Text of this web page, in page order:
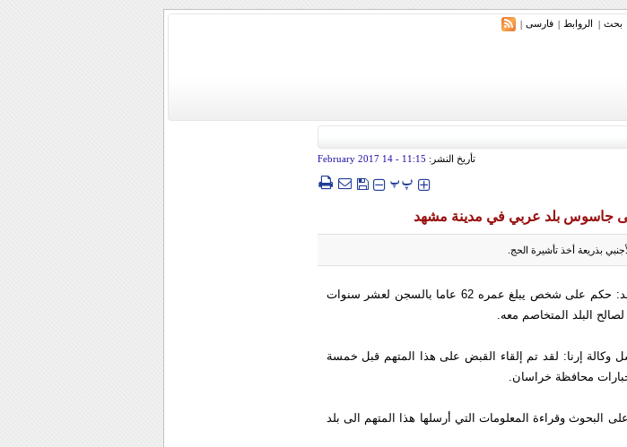
بحث | الروابط | فارسی |
إذا تجاوزت خطوط طهران الحمراء
تأريخ النشر: 11:15
- 14 February 2017
‍‍‍ پپ
جاسوس بلد عربي في مدينة مشهد
بذريعة أخذ تأشيرة الحج.
عصر إيران - قال رئيس المحكمة العامة لمدينة مشهد: حكم على شخص يبلغ عمره 62 عاما بالسجن لعشر سنوات
البلد المتخاصم معه.
إرنا: لقد تم إلقاء القبض على هذا المتهم قبل خمسة
محافظة خراسان.
البحوث وقراءة المعلومات التي أرسلها هذا المتهم الى بلد